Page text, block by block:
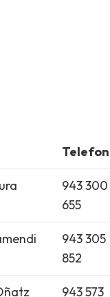
943 300
655
943 305
852
943 573